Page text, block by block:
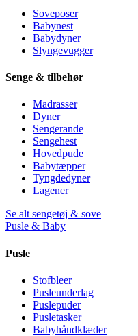
Soveposer
Babynest
Babydyner
Slyngevugger
Senge & tilbehør
Madrasser
Dyner
Sengerande
Sengehest
Hovedpude
Babytæpper
Tyngdedyner
Lagener
Se alt sengetøj & sove
Pusle & Baby
Pusle
Stofbleer
Pusleunderlag
Puslepuder
Pusletasker
Babyhåndklæder